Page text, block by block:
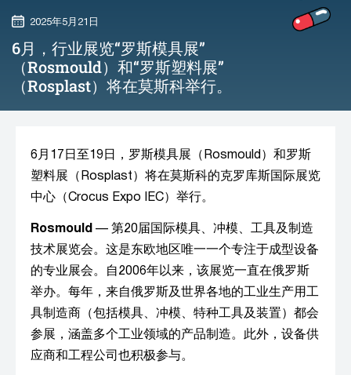
2025年5月21日
6月，行业展览“罗斯模具展”
（Rosmould）和“罗斯塑料展”
（Rosplast）将在莫斯科举行。
6月17日至19日，罗斯模具展（Rosmould）和罗斯
塑料展（Rosplast）将在莫斯科的克罗库斯国际展览
中心（Crocus Expo IEC）举行。
Rosmould — 第20届国际模具、冲模、工具及制造
技术展览会。这是东欧地区唯一一个专注于成型设备
的专业展会。自2006年以来，该展览一直在俄罗斯
举办。每年，来自俄罗斯及世界各地的工业生产用工
具制造商（包括模具、冲模、特种工具及装置）都会
参展，涵盖多个工业领域的产品制造。此外，设备供
应商和工程公司也积极参与。